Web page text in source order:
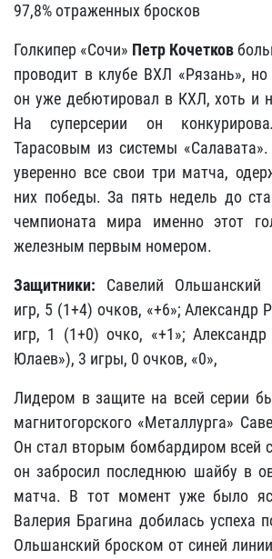
97,8% отраженных бросков
Голкипер «Сочи» Петр Кочетков
проводит в клубе ВХЛ «Рязань»,
он уже дебютировал в КХЛ, хоть и
На суперсерии он
Тарасовым из системы
уверенно все свои три матча,
них победы. За пять недель до
чемпионата мира именно этот
железным первым номером.
Защитники: Савелий Ольшанский
игр, 5 (1+4) очков, «+6»;
игр, 1 (1+0) очко, «+1»;
Юлаев»), 3 игры, 0 очков, «0»,
Лидером в защите на всей серии
магнитогорского «Металлурга»
Он стал вторым бомбардиром всей
он забросил последнюю шайбу в
матча. В тот момент уже было
Валерия Брагина добилась успеха
Ольшанский броском от синей